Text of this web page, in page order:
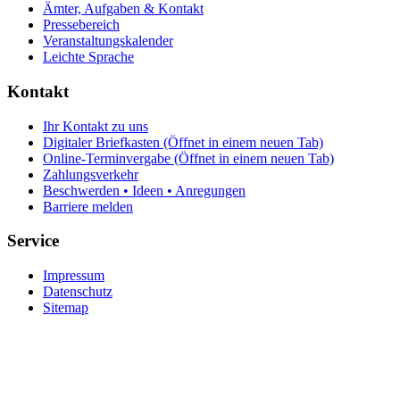
Ämter, Aufgaben & Kontakt
Pressebereich
Veranstaltungskalender
Leichte Sprache
Kontakt
Ihr Kontakt zu uns
Digitaler Briefkasten (Öffnet in einem neuen Tab)
Online-Terminvergabe (Öffnet in einem neuen Tab)
Zahlungsverkehr
Beschwerden • Ideen • Anregungen
Barriere melden
Service
Impressum
Datenschutz
Sitemap